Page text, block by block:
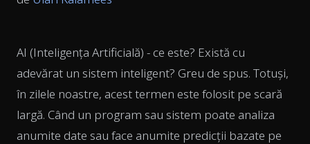
AI (Inteligența Artificială) - ce este? Există cu
adevărat un sistem inteligent? Greu de spus. Totuși,
în zilele noastre, acest termen este folosit pe scară
largă. Când un program sau sistem poate analiza
anumite date sau face anumite predicții bazate pe